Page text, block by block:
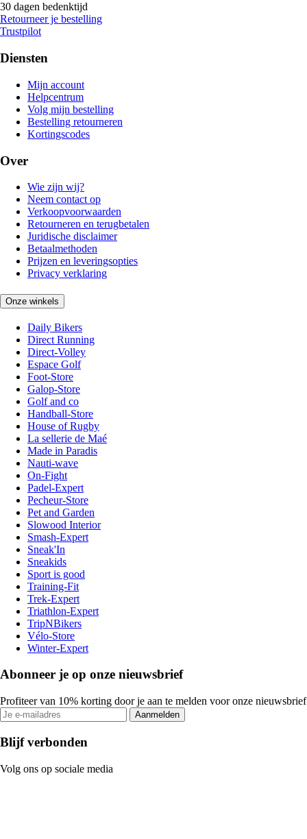
30 dagen bedenktijd
Retourneer je bestelling
Trustpilot
Diensten
Mijn account
Helpcentrum
Volg mijn bestelling
Bestelling retourneren
Kortingscodes
Over
Wie zijn wij?
Neem contact op
Verkoopvoorwaarden
Retourneren en terugbetalen
Juridische disclaimer
Betaalmethoden
Prijzen en leveringsopties
Privacy verklaring
Onze winkels
Daily Bikers
Direct Running
Direct-Volley
Espace Golf
Foot-Store
Galop-Store
Golf and co
Handball-Store
House of Rugby
La sellerie de Maé
Made in Paradis
Nauti-wave
On-Fight
Padel-Expert
Pecheur-Store
Pet and Garden
Slowood Interior
Smash-Expert
Sneak'In
Sneakids
Sport is good
Training-Fit
Trek-Expert
Triathlon-Expert
TripNBikers
Vélo-Store
Winter-Expert
Abonneer je op onze nieuwsbrief
Profiteer van 10% korting door je aan te melden voor onze nieuwsbrief
Aanmelden
Blijf verbonden
Volg ons op sociale media